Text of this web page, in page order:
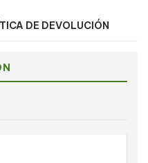
DE DEVOLUCIÓN